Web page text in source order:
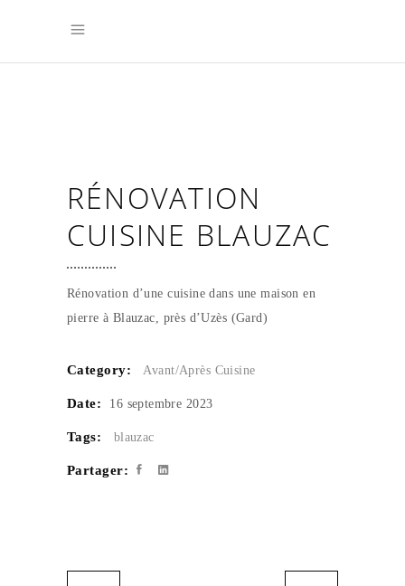
RÉNOVATION
CUISINE BLAUZAC
Rénovation d’une cuisine dans une maison en
pierre à Blauzac, près d’Uzès (Gard)
Category: Avant/Après Cuisine
Date: 16 septembre 2023
Tags: blauzac
Partager: